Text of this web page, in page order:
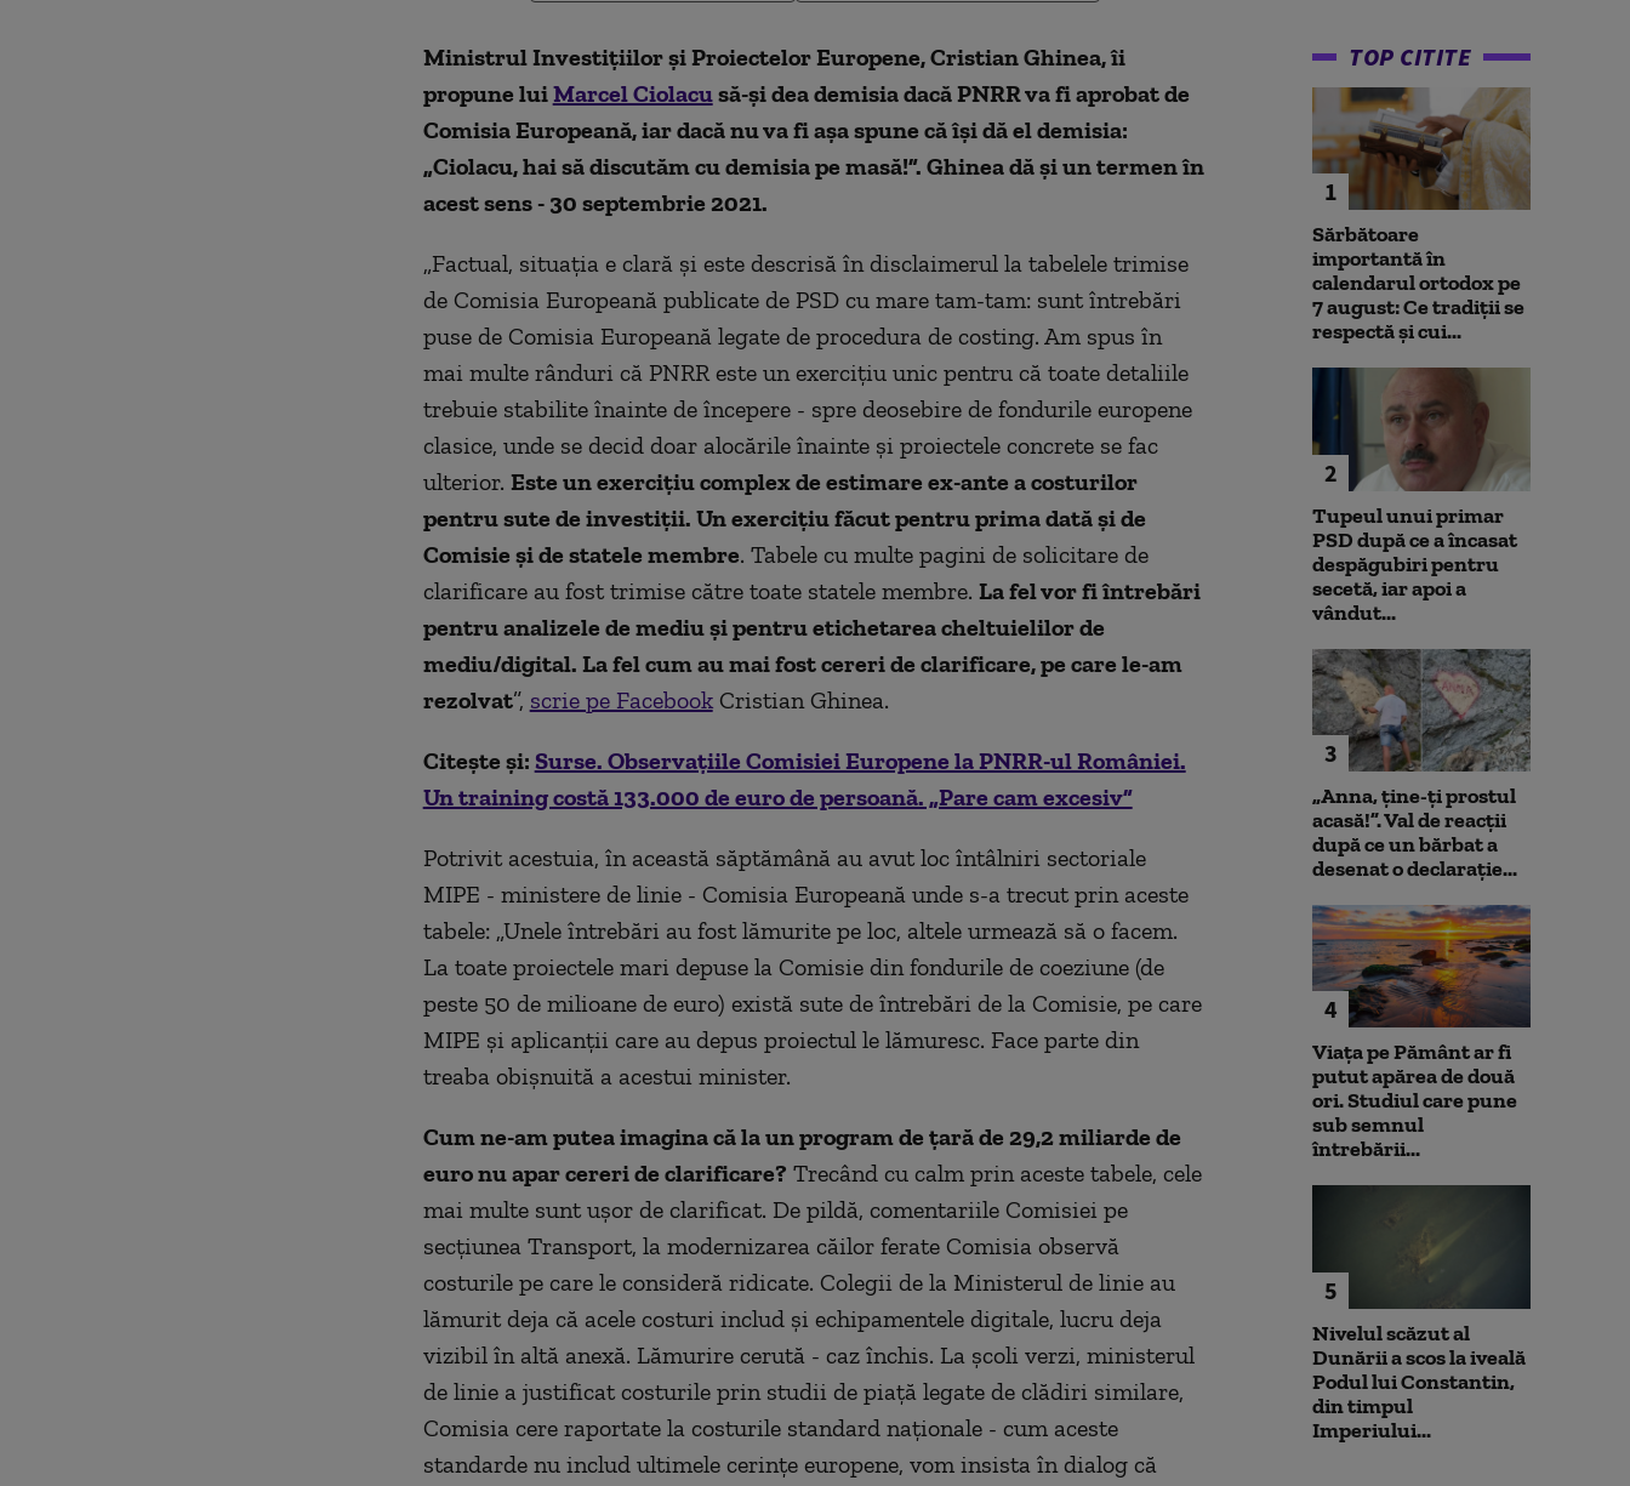
Ministrul Investițiilor și Proiectelor Europene, Cristian Ghinea, îi
propune luiMarcel Ciolacusă-și dea demisia dacă PNRR va fi aprobat de
Comisia Europeană, iar dacă nu va fi așa spune că își dă el demisia:
„Ciolacu, hai să discutăm cu demisia pe masă!”. Ghinea dă și un termen în
acest sens - 30 septembrie 2021.
„Factual, situația e clară și este descrisă în disclaimerul la tabelele trimise
de Comisia Europeană publicate de PSD cu mare tam-tam: sunt întrebări
puse de Comisia Europeană legate de procedura de costing. Am spus în
mai multe rânduri că PNRR este un exercițiu unic pentru că toate detaliile
trebuie stabilite înainte de începere - spre deosebire de fondurile europene
clasice, unde se decid doar alocările înainte și proiectele concrete se fac
ulterior. Este un exercițiu complex de estimare ex-ante a costurilor
pentru sute de investiții. Un exercițiu făcut pentru prima dată și de
Comisie și de statele membre. Tabele cu multe pagini de solicitare de
clarificare au fost trimise către toate statele membre. La fel vor fi întrebări
pentru analizele de mediu și pentru etichetarea cheltuielilor de
mediu/digital. La fel cum au mai fost cereri de clarificare, pe care le-am
rezolvat”, scrie pe FacebookCristian Ghinea.
Citește și: Surse. Observațiile Comisiei Europene la PNRR-ul României.
Un training costă 133.000 de euro de persoană. „Pare cam excesiv”
Potrivit acestuia, în această săptămână au avut loc întâlniri sectoriale
MIPE - ministere de linie - Comisia Europeană unde s-a trecut prin aceste
tabele: „Unele întrebări au fost lămurite pe loc, altele urmează să o facem.
La toate proiectele mari depuse la Comisie din fondurile de coeziune (de
peste 50 de milioane de euro) există sute de întrebări de la Comisie, pe care
MIPE și aplicanții care au depus proiectul le lămuresc. Face parte din
treaba obișnuită a acestui minister.
Cum ne-am putea imagina că la un program de țară de 29,2 miliarde de
euro nu apar cereri de clarificare? Trecând cu calm prin aceste tabele, cele
mai multe sunt ușor de clarificat. De pildă, comentariile Comisiei pe
secțiunea Transport, la modernizarea căilor ferate Comisia observă
costurile pe care le consideră ridicate. Colegii de la Ministerul de linie au
lămurit deja că acele costuri includ și echipamentele digitale, lucru deja
vizibil în altă anexă. Lămurire cerută - caz închis. La școli verzi, ministerul
de linie a justificat costurile prin studii de piață legate de clădiri similare,
Comisia cere raportate la costurile standard naționale - cum aceste
standarde nu includ ultimele cerințe europene, vom insista în dialog că
TOP CITITE
1
Sărbătoare
importantă în
calendarul ortodox pe
7 august: Ce tradiții se
respectă și cui...
2
Tupeul unui primar
PSD după ce a încasat
despăgubiri pentru
secetă, iar apoi a
vândut...
3
„Anna, ţine-ţi prostul
acasă!”. Val de reacții
după ce un bărbat a
desenat o declarație...
4
Viața pe Pământ ar fi
putut apărea de două
ori. Studiul care pune
sub semnul
întrebării...
5
Nivelul scăzut al
Dunării a scos la iveală
Podul lui Constantin,
din timpul
Imperiului...